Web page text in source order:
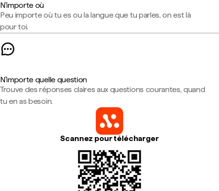
N'importe où
Peu importe où tu es ou la langue que tu parles, on est là
pour toi.
N'importe quelle question
Trouve des réponses claires aux questions courantes, quand
tu en as besoin.
Scannez pour télécharger